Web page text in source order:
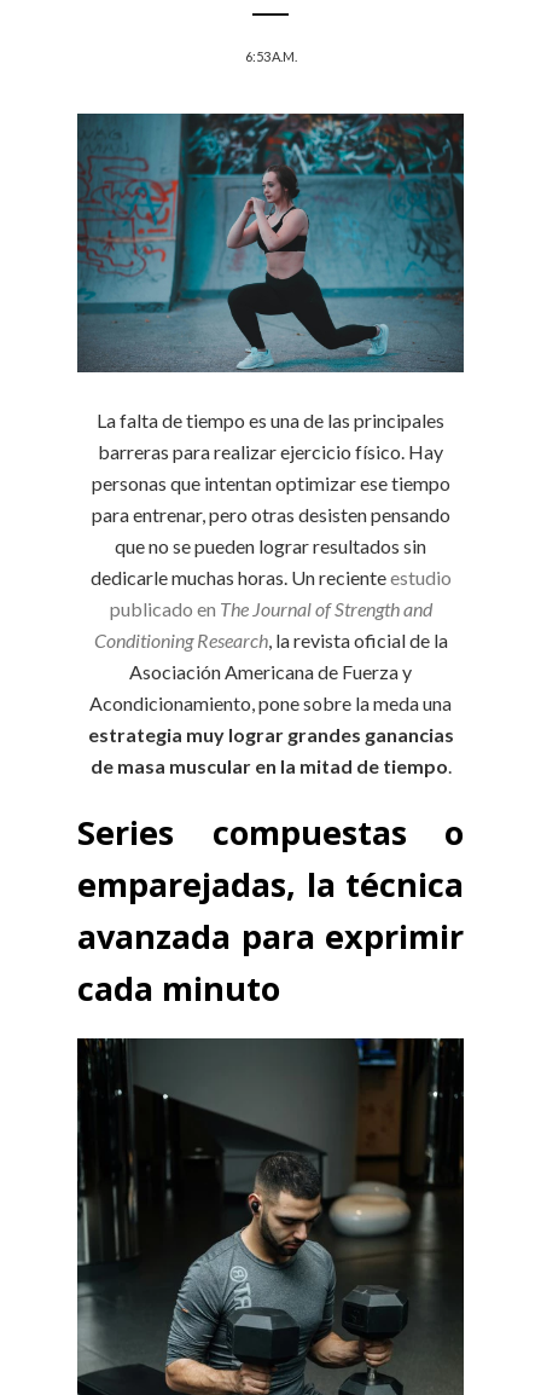
6:53 A.M.
La falta de tiempo es una de las principales
barreras para realizar ejercicio físico. Hay
personas que intentan optimizar ese tiempo
para entrenar, pero otras desisten pensando
que no se pueden lograr resultados sin
dedicarle muchas horas. Un recienteestudio
publicado en The Journal of Strength and
Conditioning Research, la revista oficial de la
Asociación Americana de Fuerza y
Acondicionamiento, pone sobre la meda una
estrategia muy lograr grandes ganancias
de masa muscular en la mitad de tiempo.
Series compuestas o
emparejadas, la técnica
avanzada para exprimir
cada minuto